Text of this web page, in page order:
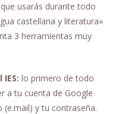
usarás durante todo
castellana y literatura»
3 herramientas muy
lo primero de todo
a tu cuenta de Google
(e.mail) y tu contraseña.